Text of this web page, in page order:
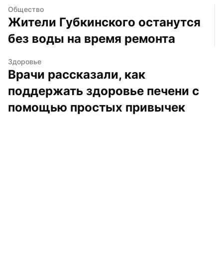
Общество
Жители Губкинского останутся
без воды на время ремонта
Здоровье
Врачи рассказали, как
поддержать здоровье печени с
помощью простых привычек